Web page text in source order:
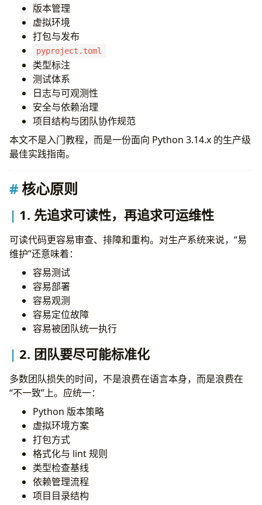
及时升级 patch 版本，但要走验证流程
在元数据中声明
虚拟环境
每个项目一个独立虚拟环境
把虚拟环境当作可随时重建的产物
统一使用
打包
内部服务也应该按包来管理
推荐使用src/布局
在 CI 中验证可构建性
pyproject.toml
把
减少配置分散
只保留一个统一格式化方案
Lint 重点应放在正确性和可维护性
格式化和 lint 必须进入 CI
类型系统
在边界和接口上优先做类型标注
在 Python 3.14 中优先使用内建泛型
使用X | Y替代
使用Protocol描述可替换行为
类型检查要逐步严格化
理解 Python 3.14 的注解延迟求值
Python 3.14 现代特性
注解延迟求值
模板字符串字面量
标准库中的多解释器
asyncio 可观测性增强
增量式垃圾回收与运行时优化
自由线程与 JIT 相关演进
异步编程
只在 I/O 密集场景优先考虑 async
版本管理
虚拟环境
打包与发布
pyproject.toml
类型标注
测试体系
日志与可观测性
安全与依赖治理
项目结构与团队协作规范
本文不是入门教程，而是一份面向 Python 3.14.x 的生产级
最佳实践指南。
核心原则
1. 先追求可读性，再追求可运维性
可读代码更容易审查、排障和重构。对生产系统来说，“易
维护”还意味着：
容易测试
容易部署
容易观测
容易定位故障
容易被团队统一执行
2. 团队要尽可能标准化
多数团队损失的时间，不是浪费在语言本身，而是浪费在
“不一致”上。应统一：
Python 版本策略
虚拟环境方案
打包方式
格式化与 lint 规则
类型检查基线
依赖管理流程
项目目录结构